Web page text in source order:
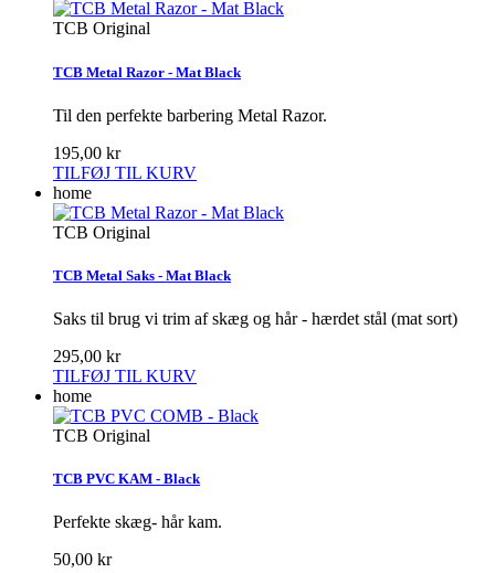
TCB Original
TCB Metal Razor - Mat Black
Til den perfekte barbering Metal Razor.
195,00 kr
TILFØJ TIL KURV
home
TCB Original
TCB Metal Saks - Mat Black
Saks til brug vi trim af skæg og hår - hærdet stål (mat sort)
295,00 kr
TILFØJ TIL KURV
home
TCB Original
TCB PVC KAM - Black
Perfekte skæg- hår kam.
50,00 kr